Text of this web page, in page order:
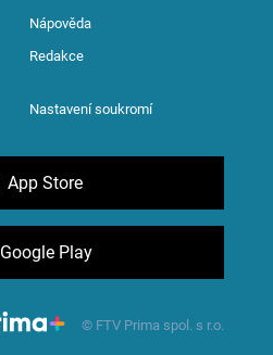
Nápověda
Redakce
Nastavení soukromí
App Store
Google Play
© FTV Prima spol. s r.o.